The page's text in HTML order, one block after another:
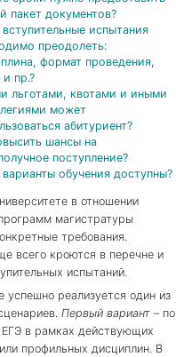
пакет документов?
испытания
преодолеть:
формат проведения,
пр.?
льготами, квотами и иными
может
абитуриент?
шансы на
поступление?
варианты обучения доступны?
в отношении
магистратуры
требования.
всего кроются в перечне и
испытаний.
успешно реализуется один из
Первый вариант – по
ЕГЭ в рамках действующих
профильных дисциплин. В